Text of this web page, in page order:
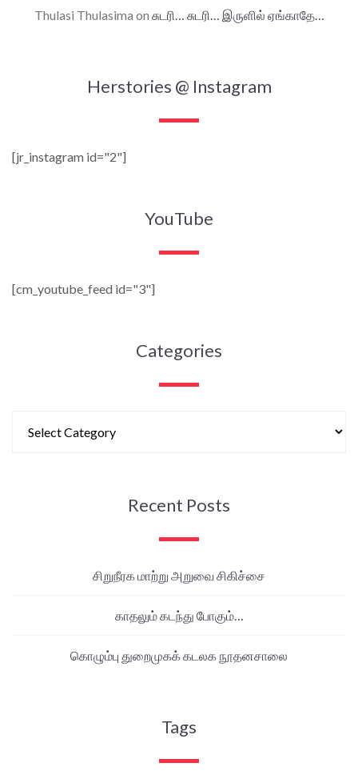
Thulasi Thulasima on சுடரி… சுடரி… இருளில் ஏங்காதே…
Herstories @ Instagram
[jr_instagram id="2"]
YouTube
[cm_youtube_feed id="3"]
Categories
Recent Posts
சிறுநீரக மாற்று அறுவை சிகிச்சை
காதலும் கடந்து போகும்…
கொழும்பு துறைமுகக் கடலக நூதனசாலை
Tags